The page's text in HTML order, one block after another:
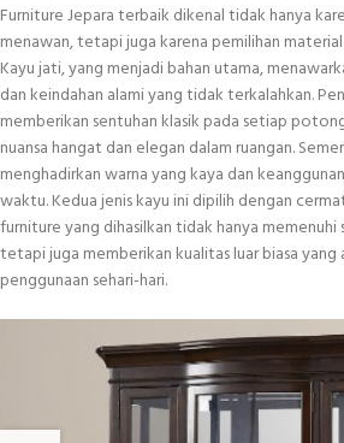
Furniture Jepara terbaik dikenal tidak hanya
menawan, tetapi juga karena pemilihan
Kayu jati, yang menjadi bahan utama,
dan keindahan alami yang tidak terkalahkan.
memberikan sentuhan klasik pada setiap
nuansa hangat dan elegan dalam ruangan.
menghadirkan warna yang kaya dan
waktu. Kedua jenis kayu ini dipilih dengan
furniture yang dihasilkan tidak hanya
tetapi juga memberikan kualitas luar biasa yang
penggunaan sehari-hari.